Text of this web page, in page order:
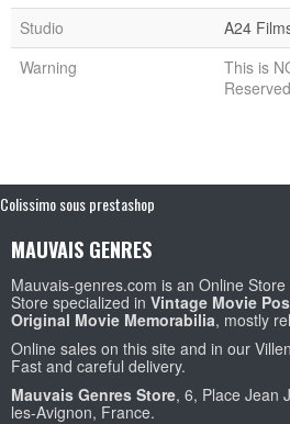
Studio
A24
Warning
This is
Reserved
Colissimo sous prestashop
MAUVAIS GENRES
Mauvais-genres.com is an Online
Store specialized in Vintage Movie
Original Movie Memorabilia, mostly
Online sales on this site and in our
Fast and careful delivery.
Mauvais Genres Store, 6, Place Jean
les-Avignon, France.